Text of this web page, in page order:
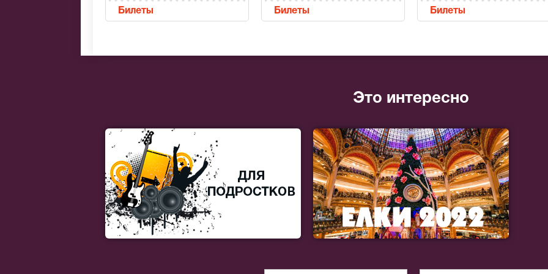
Билеты Билеты Билеты
Это интересно